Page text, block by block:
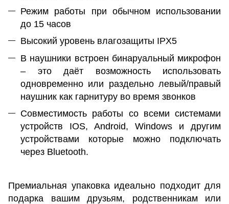
Режим работы при обычном использовании
до 15 часов
Высокий уровень влагозащиты IPX5
В наушники встроен бинаруальный микрофон
– это даёт возможность использовать
одновременно или раздельно левый/правый
наушник как гарнитуру во время звонков
Совместимость работы со всеми системами
устройств IOS, Android, Windows и другим
устройствами которые можно подключать
через Bluetooth.
Премиальная упаковка идеально подходит для
подарка вашим друзьям, родственникам или